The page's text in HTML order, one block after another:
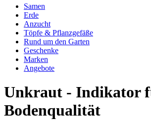
Samen
Erde
Anzucht
Töpfe & Pflanzgefäße
Rund um den Garten
Geschenke
Marken
Angebote
Unkraut - Indikator
Bodenqualität